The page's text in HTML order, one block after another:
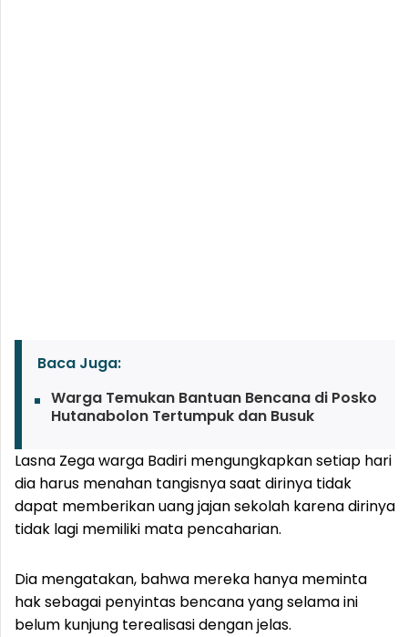
Baca Juga:
Warga Temukan Bantuan Bencana di Posko
Hutanabolon Tertumpuk dan Busuk
Lasna Zega warga Badiri mengungkapkan setiap hari
dia harus menahan tangisnya saat dirinya tidak
dapat memberikan uang jajan sekolah karena dirinya
tidak lagi memiliki mata pencaharian.
Dia mengatakan, bahwa mereka hanya meminta
hak sebagai penyintas bencana yang selama ini
belum kunjung terealisasi dengan jelas.